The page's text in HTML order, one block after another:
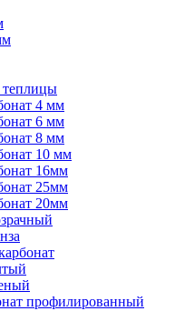
теплицы
4 мм
6 мм
8 мм
10 мм
16мм
25мм
20мм
профилированный